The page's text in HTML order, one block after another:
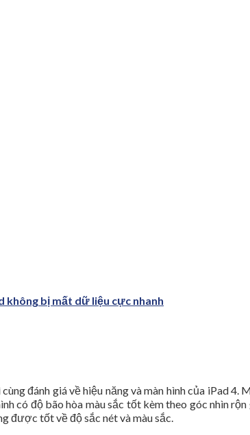
không bị mất dữ liệu cực nhanh
đánh giá về hiệu năng và màn hình của iPad
có độ bão hòa màu sắc tốt kèm theo góc
được tốt về độ sắc nét và màu sắc.